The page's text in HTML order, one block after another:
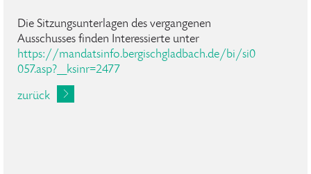
Die Sitzungsunterlagen des vergangenen
Ausschusses finden Interessierte unter
https://mandatsinfo.bergischgladbach.de/bi/si0
057.asp?__ksinr=2477
zurück